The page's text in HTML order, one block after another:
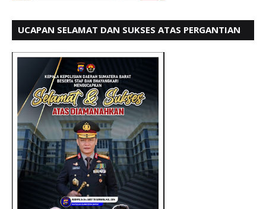
UCAPAN SELAMAT DAN SUKSES ATAS PERGANTIAN